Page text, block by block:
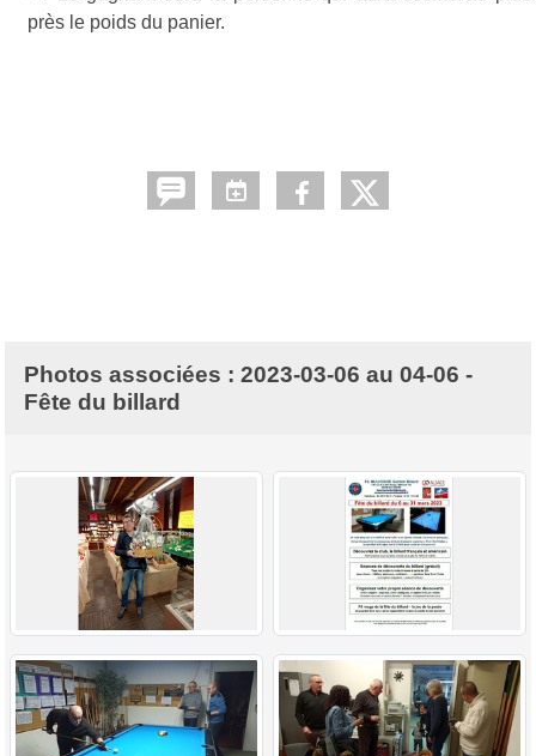
près le poids du panier.
Photos associées : 2023-03-06 au 04-06 -
Fête du billard